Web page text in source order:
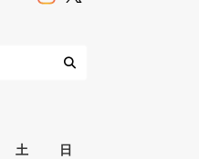
土
日